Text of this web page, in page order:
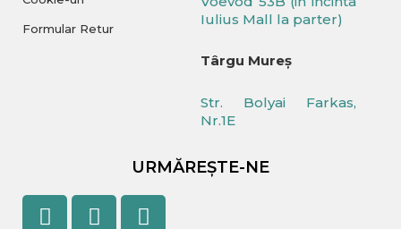
Formular Retur
Iulius Mall la parter)
Târgu Mureș
Str. Bolyai Farkas,
Nr.1E
URMĂREȘTE-NE
Facebook
YoutubeInstagram